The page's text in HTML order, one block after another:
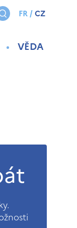
VĚDA
FR/CZ